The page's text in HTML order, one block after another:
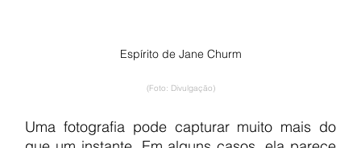
Espírito de Jane Churm
(Foto: Divulgação)
Uma fotografia pode capturar muito mais do